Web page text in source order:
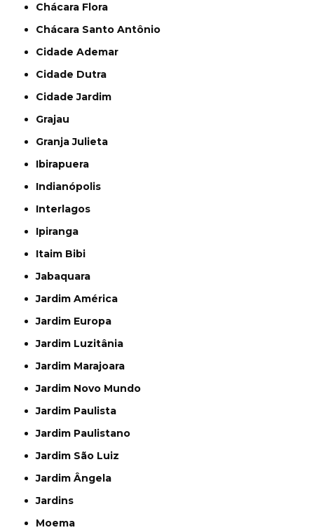
Chácara Flora
Chácara Santo Antônio
Cidade Ademar
Cidade Dutra
Cidade Jardim
Grajau
Granja Julieta
Ibirapuera
Indianópolis
Interlagos
Ipiranga
Itaim Bibi
Jabaquara
Jardim América
Jardim Europa
Jardim Luzitânia
Jardim Marajoara
Jardim Novo Mundo
Jardim Paulista
Jardim Paulistano
Jardim São Luiz
Jardim Ângela
Jardins
Moema